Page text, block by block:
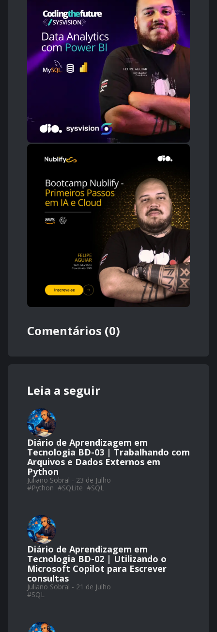
Comentários (0)
Leia a seguir
Diário de Aprendizagem em
Tecnologia BD-03 | Trabalhando com
Arquivos e Dados Externos em
Python
Juliano Sobral - 23 de Julho
#Python #SQLite #SQL
Diário de Aprendizagem em
Tecnologia BD-02 | Utilizando o
Microsoft Copilot para Escrever
consultas
Juliano Sobral - 21 de Julho
#SQL